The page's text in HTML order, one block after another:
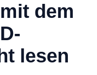
dem
lesen